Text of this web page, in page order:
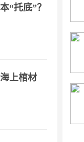
“托底”？
上棺材